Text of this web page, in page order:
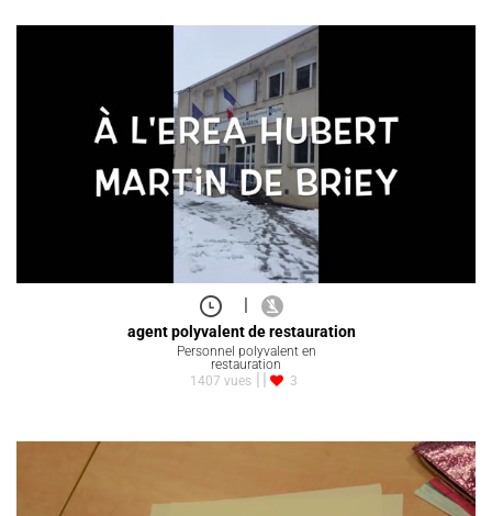
|
agent polyvalent de restauration
Personnel polyvalent en
restauration
1407 vues
3